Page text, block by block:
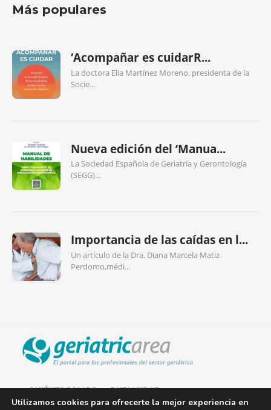
Más populares
‘Acompañar es cuidarR...
La doctora Elia Martínez Moreno, presidenta de la
Socie...
Nueva edición del ‘Manua...
La Sociedad Española de Geriatría y Gerontología
(SEGG)...
Importancia de las caídas en l...
Un artículo de la Dra. Diana Marcela Matiz
Perdomo,médi...
QUIÉNES SOMOS PUBLICIDAD
Utilizamos cookies para ofrecerte la mejor experiencia en